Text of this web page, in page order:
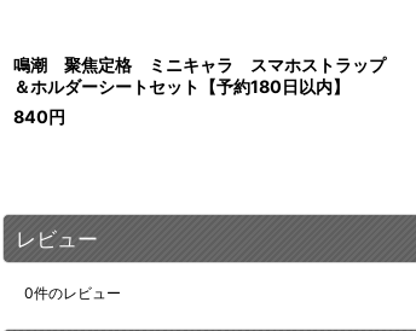
鳴潮 聚焦定格 ミニキャラ スマホストラップ
＆ホルダーシートセット【予約180日以内】
840円
レビュー
0件のレビュー